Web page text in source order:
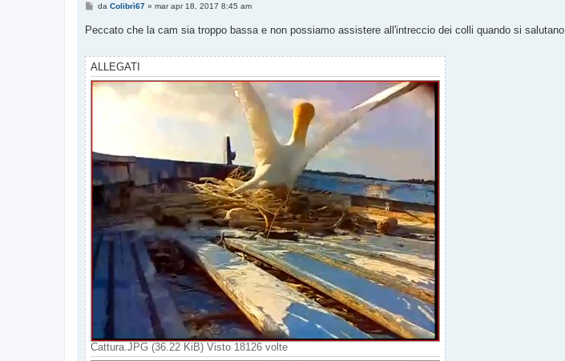
M
s
g
o
da Colibrì67» mar apr 18, 2017 8:45 am
Peccato che la cam sia troppo bassa e non possiamo assistere all'intreccio dei colli quando si salutano
ALLEGATI
Cattura.JPG (36.22 KiB) Visto 18126 volte